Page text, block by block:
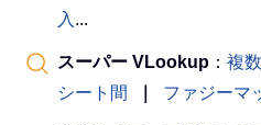
入 ...
スーパー VLookup ： 複
シート間
ファジーマ